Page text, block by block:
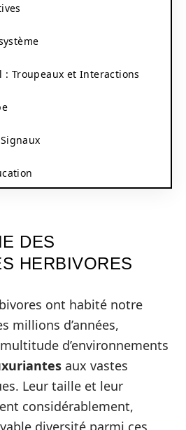
: Troupeaux et Interactions
DES
HERBIVORES
ont habité notre
millions d’années,
d’environnements
aux vastes
Leur taille et leur
considérablement,
diversité parmi ces